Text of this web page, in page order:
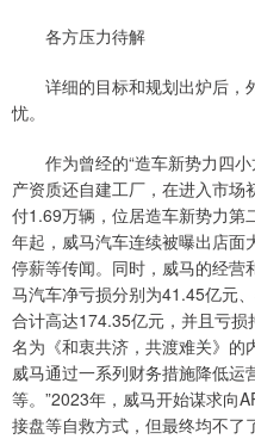
各方压力待解
详细的目标和规划出炉后，
忧。
作为曾经的“造车新势力四小
产资质还自建工厂，在进入市
付1.69万辆，位居造车新势力第
年起，威马汽车连续被曝出店面
停薪等传闻。同时，威马的经
马汽车净亏损分别为41.45亿元
合计高达174.35亿元，并且亏
名为《和衷共济，共渡难关》的
威马通过一系列财务措施降低
等。”2023年，威马开始谋求向
接盘等自救方式，但最终均不了